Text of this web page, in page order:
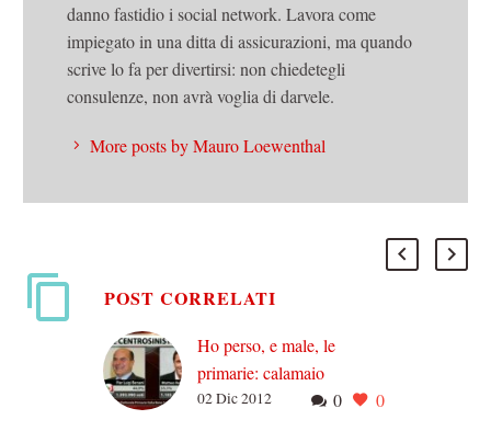
danno fastidio i social network. Lavora come
impiegato in una ditta di assicurazioni, ma quando
scrive lo fa per divertirsi: non chiedetegli
consulenze, non avrà voglia di darvele.
More posts by Mauro Loewenthal
POST CORRELATI
Ho perso, e male, le
primarie: calamaio
rancoroso
0 0
02 Dic 2012